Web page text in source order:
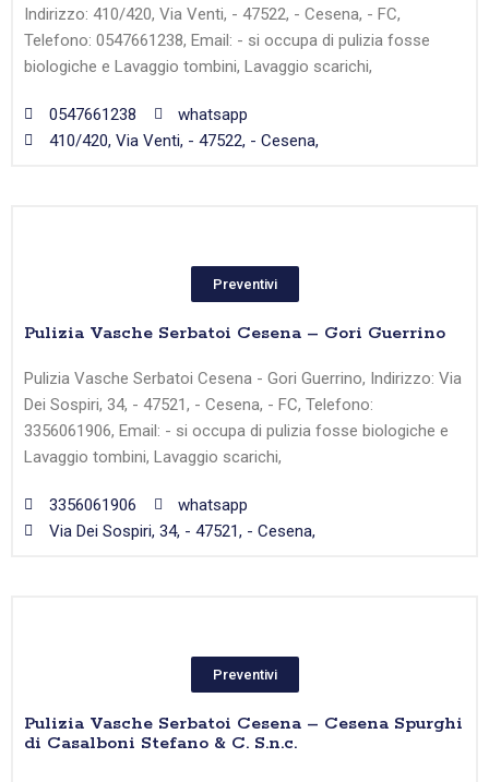
Indirizzo: 410/420, Via Venti, - 47522, - Cesena, - FC,
Telefono: 0547661238, Email: - si occupa di pulizia fosse
biologiche e Lavaggio tombini, Lavaggio scarichi,
0547661238
whatsapp
410/420, Via Venti, - 47522, - Cesena,
Preventivi
Pulizia Vasche Serbatoi Cesena – Gori Guerrino
Pulizia Vasche Serbatoi Cesena - Gori Guerrino, Indirizzo: Via
Dei Sospiri, 34, - 47521, - Cesena, - FC, Telefono:
3356061906, Email: - si occupa di pulizia fosse biologiche e
Lavaggio tombini, Lavaggio scarichi,
3356061906
whatsapp
Via Dei Sospiri, 34, - 47521, - Cesena,
Preventivi
Pulizia Vasche Serbatoi Cesena – Cesena Spurghi
di Casalboni Stefano & C. S.n.c.